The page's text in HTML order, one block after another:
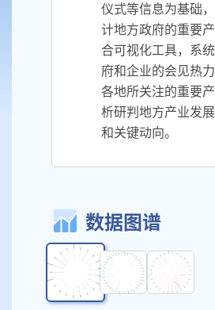
仪式等信息为基础
计地方政府的重要
合可视化工具，系
府和企业的会见热
各地所关注的重要
析研判地方产业发
和关键动向。
数据图谱